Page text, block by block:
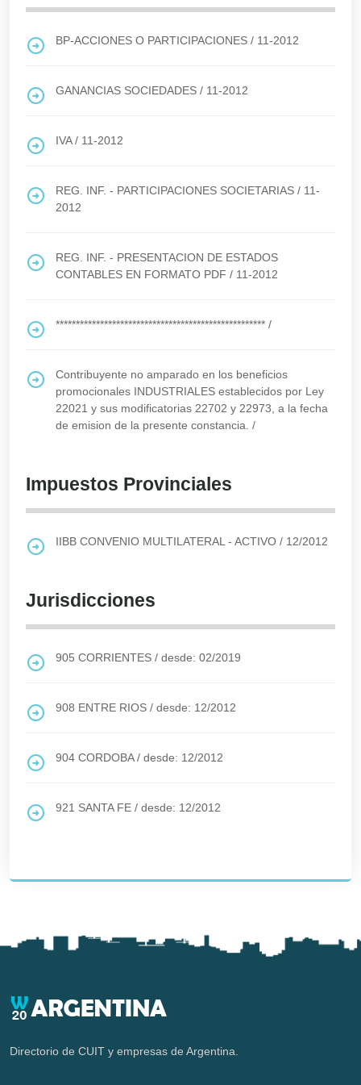
BP-ACCIONES O PARTICIPACIONES / 11-2012
GANANCIAS SOCIEDADES / 11-2012
IVA/ 11-2012
REG. INF. - PARTICIPACIONES SOCIETARIAS / 11-
2012
REG. INF. - PRESENTACION DE ESTADOS
CONTABLES EN FORMATO PDF / 11-2012
**************************************************** /
Contribuyente no amparado en los beneficios
promocionales INDUSTRIALES establecidos por Ley
22021 y sus modificatorias 22702 y 22973, a la fecha
de emision de la presente constancia. /
Impuestos Provinciales
IIBB CONVENIO MULTILATERAL - ACTIVO / 12/2012
Jurisdicciones
905 CORRIENTES / desde: 02/2019
908 ENTRE RIOS / desde: 12/2012
904 CORDOBA/ desde: 12/2012
921 SANTA FE / desde: 12/2012
Directorio de CUIT y empresas de Argentina.